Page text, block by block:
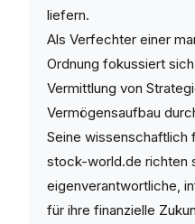
liefern.
Als Verfechter einer
Ordnung fokussiert
Vermittlung von
Vermögensaufbau
Seine wissenschaftlich
stock-world.de richten
eigenverantwortliche,
für ihre finanzielle